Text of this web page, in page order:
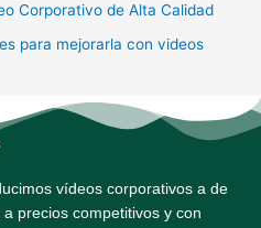
Corporativo de Alta Calidad
para mejorarla con videos
vídeos corporativos a de
precios competitivos y con